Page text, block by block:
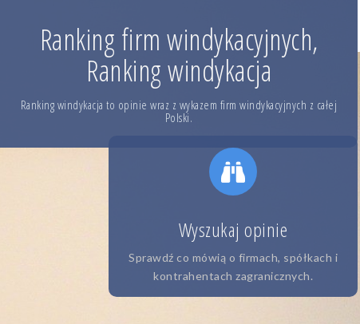
Ranking firm windykacyjnych,
Ranking windykacja
Ranking windykacja to opinie wraz z wykazem firm windykacyjnych z całej
Polski.
Wyszukaj opinie
Sprawdź co mówią o firmach, spółkach i
kontrahentach zagranicznych.